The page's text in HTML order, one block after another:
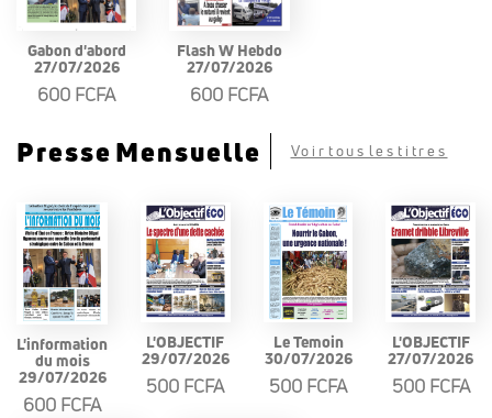
Gabon d'abord
27/07/2026
600 FCFA
Flash W Hebdo
27/07/2026
600 FCFA
Presse Mensuelle Voir tous les titres
L'information
du mois
29/07/2026
600 FCFA
L'OBJECTIF
29/07/2026
500 FCFA
Le Temoin
30/07/2026
500 FCFA
L'OBJECTIF
27/07/2026
500 FCFA